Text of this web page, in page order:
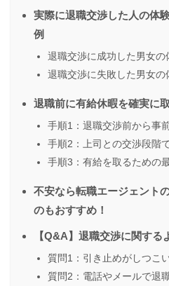
実際に退職交渉した人の体
例
退職交渉に成功した男女の
退職交渉に失敗した男女の
退職前に有給休暇を確実に
手順1：退職交渉前から事
手順2：上司との交渉段階
手順3：有給を取るための
不安なら転職エージェント
のもおすすめ！
【Q&A】退職交渉に関する
質問1：引き止めがしつこ
質問2：電話やメールで退